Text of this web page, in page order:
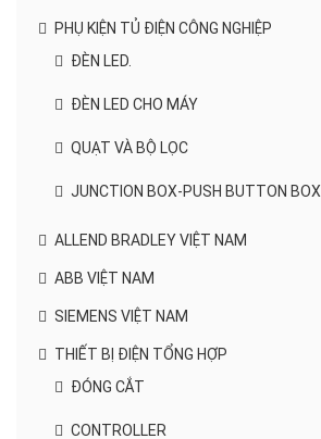
PHỤ KIỆN TỦ ĐIỆN CÔNG NGHIỆP
ĐÈN LED.
ĐÈN LED CHO MÁY
QUẠT VÀ BỘ LỌC
JUNCTION BOX-PUSH BUTTON BOX
ALLEND BRADLEY VIỆT NAM
ABB VIỆT NAM
SIEMENS VIỆT NAM
THIẾT BỊ ĐIỆN TỔNG HỢP
ĐÓNG CẮT
CONTROLLER